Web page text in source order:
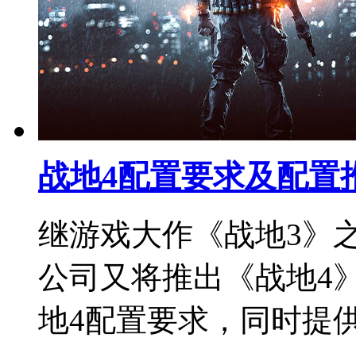
战地4配置要求及配置
继游戏大作《战地3》
公司又将推出《战地4
地4配置要求，同时提